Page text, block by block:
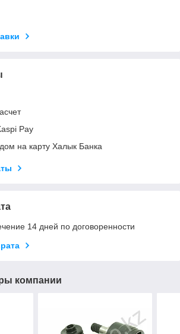
Pay
на карту Халык Банка
14 дней по договоренности
компании